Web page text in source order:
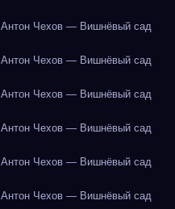
Антон Чехов — Вишнёвый сад
Антон Чехов — Вишнёвый сад
Антон Чехов — Вишнёвый сад
Антон Чехов — Вишнёвый сад
Антон Чехов — Вишнёвый сад
Антон Чехов — Вишнёвый сад